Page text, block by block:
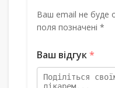
Ваш email не буде
поля позначені *
Ваш відгук*